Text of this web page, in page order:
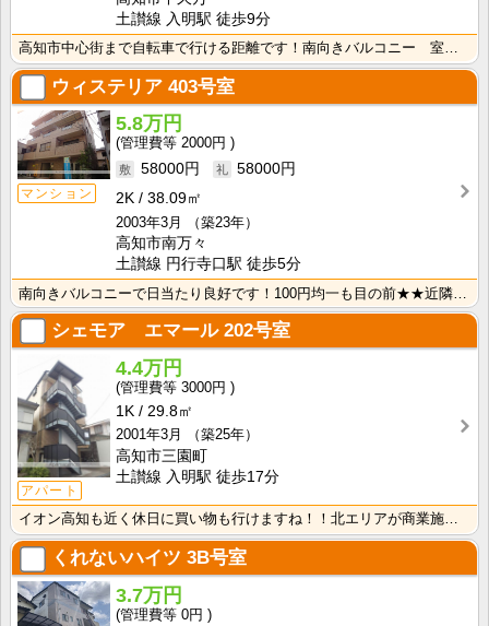
土讃線 入明駅 徒歩9分
ウィステリア 403号室
マンション
5.8万円
2000円
58000円
58000円
2K
38.09㎡
2003年3月
（築23年）
高知市南万々
土讃線 円行寺口駅 徒歩5分
シェモア エマール202号室
アパート
4.4万円
3000円
1K
29.8㎡
2001年3月
（築25年）
高知市三園町
土讃線 入明駅 徒歩17分
イオン高知も近く休日に買い物も行けますね！！北エリアが商業施設・病院など充実してきているので生活する･･･
くれないハイツ 3B号室
3.7万円
0円